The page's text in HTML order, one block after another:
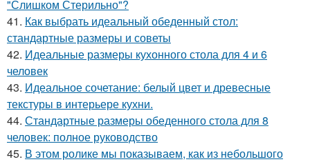
"Слишком Стерильно"?
41. Как выбрать идеальный обеденный стол:
стандартные размеры и советы
42. Идеальные размеры кухонного стола для 4 и 6
человек
43. Идеальное сочетание: белый цвет и древесные
текстуры в интерьере кухни.
44. Стандартные размеры обеденного стола для 8
человек: полное руководство
45. В этом ролике мы показываем, как из небольшого